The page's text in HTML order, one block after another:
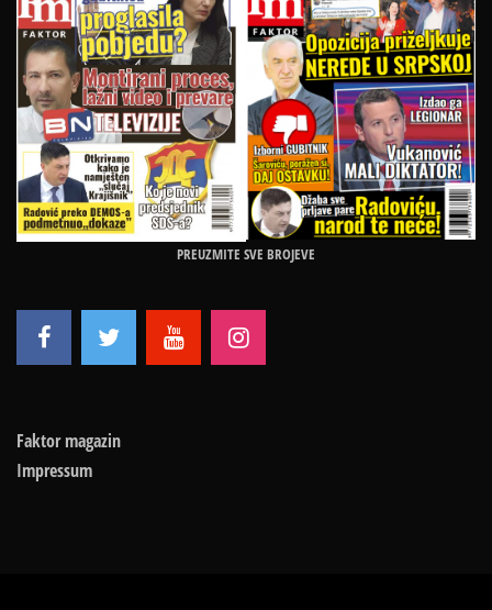
PREUZMITE SVE BROJEVE
Faktor magazin
Impressum